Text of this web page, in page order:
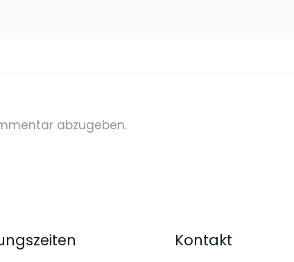
abzugeben.
Kontakt